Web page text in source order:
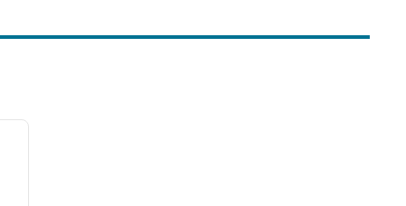
volgende afbeelding